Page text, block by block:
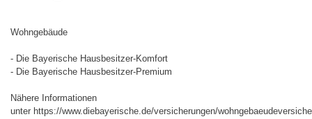
Wohngebäude
- Die Bayerische Hausbesitzer-Komfort
- Die Bayerische Hausbesitzer-Premium
Nähere Informationen
unter https://www.diebayerische.de/versicherungen/